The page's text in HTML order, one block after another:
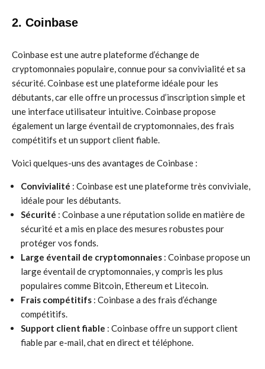
2. Coinbase
Coinbase est une autre plateforme d’échange de
cryptomonnaies populaire, connue pour sa convivialité et sa
sécurité. Coinbase est une plateforme idéale pour les
débutants, car elle offre un processus d’inscription simple et
une interface utilisateur intuitive. Coinbase propose
également un large éventail de cryptomonnaies, des frais
compétitifs et un support client fiable.
Voici quelques-uns des avantages de Coinbase :
Convivialité : Coinbase est une plateforme très conviviale,
idéale pour les débutants.
Sécurité : Coinbase a une réputation solide en matière de
sécurité et a mis en place des mesures robustes pour
protéger vos fonds.
Large éventail de cryptomonnaies : Coinbase propose un
large éventail de cryptomonnaies, y compris les plus
populaires comme Bitcoin, Ethereum et Litecoin.
Frais compétitifs : Coinbase a des frais d’échange
compétitifs.
Support client fiable : Coinbase offre un support client
fiable par e-mail, chat en direct et téléphone.